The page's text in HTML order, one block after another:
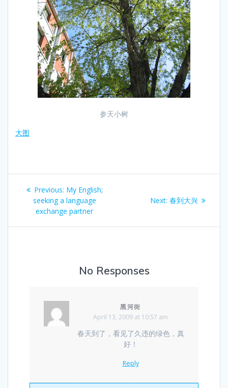
参天小树
大图
Post
navigation
Previous: Previous
post:
My English;
seeking a language
exchange partner
Next: Next
春到大兴
No Responses
黑河街
April 13, 2009 at 10:57 am
春天到了，看见了久违的绿色，真
好！
Reply